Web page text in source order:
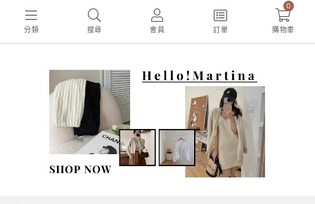
分類 搜尋 會員 訂單
0
購物車